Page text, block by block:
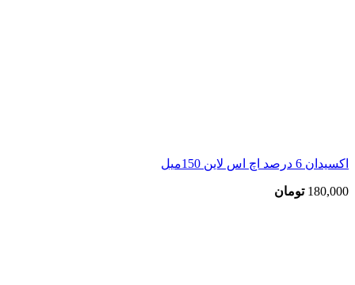
اکسیدان 6 درصد اچ اس لاین 150میل
180,000 تومان